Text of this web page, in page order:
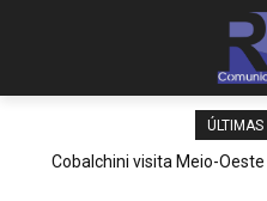
Cobalchini visita Meio-